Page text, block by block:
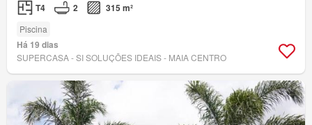
T4 2 315 m²
Piscina
Há 19 dias
SUPERCASA - SI SOLUÇÕES IDEAIS - MAIA CENTRO